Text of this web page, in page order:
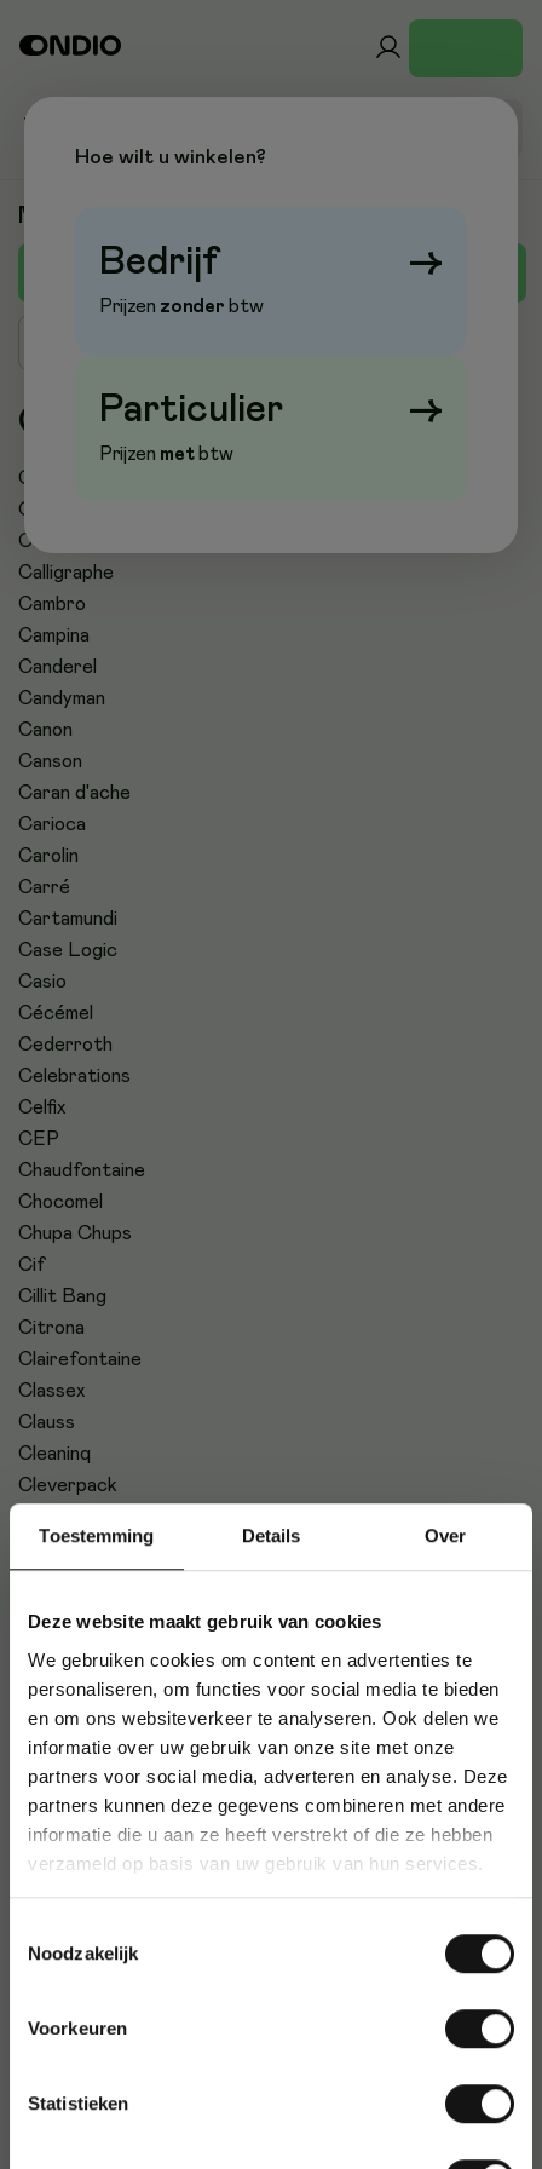
Toestemming Details Over
Deze website maakt gebruik van cookies
We gebruiken cookies om content en advertenties te
personaliseren, om functies voor social media te bieden
en om ons websiteverkeer te analyseren. Ook delen we
informatie over uw gebruik van onze site met onze
partners voor social media, adverteren en analyse. Deze
partners kunnen deze gegevens combineren met andere
informatie die u aan ze heeft verstrekt of die ze hebben
verzameld op basis van uw gebruik van hun services.
Noodzakelijk
Voorkeuren
Statistieken
Merken
C D
C
Cablexpert
Cake a way
Calgon
Calligraphe
Cambro
Campina
Canderel
Candyman
Canon
Canson
Caran d'ache
Carioca
Carolin
Carré
Cartamundi
Case Logic
Casio
Cécémel
Cederroth
Celebrations
Celfix
CEP
Chaudfontaine
Chocomel
Chupa Chups
Cif
Cillit Bang
Citrona
Clairefontaine
Classex
Clauss
Cleaninq
Cleverpack
Clown
CMT
Coca Cola Company
Collall
CollectA
Colompac
COLOP
Color Copy
Combicraft
Comello
Conpax
Cosy
CraftID
Hoe wilt u winkelen?
Bedrijf →
Prijzen zonder btw
Particulier →
Prijzen metbtw